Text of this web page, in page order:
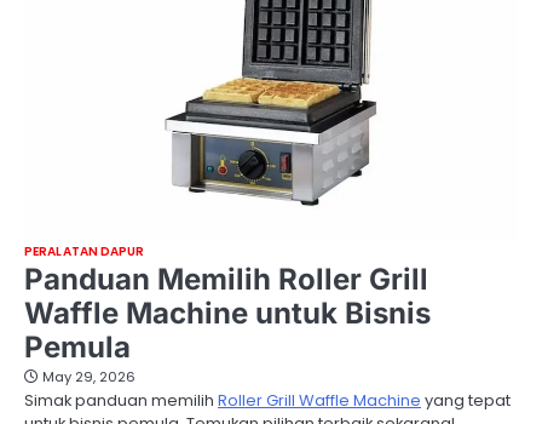
PERALATAN DAPUR
Panduan Memilih Roller Grill
Waffle Machine untuk Bisnis
Pemula
May 29, 2026
Simak panduan memilih Roller Grill Waffle Machine yang tepat